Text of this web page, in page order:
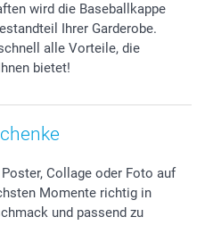
wird die Baseballkappe
Ihrer Garderobe.
alle Vorteile, die
bietet!
Collage oder Foto auf
Momente richtig in
und passend zu